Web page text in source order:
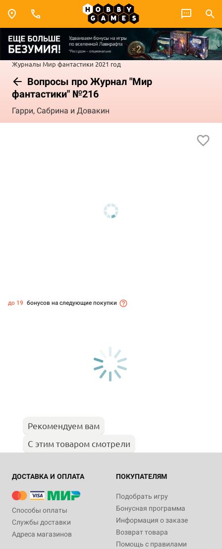
Журналы Мир фантастики 2021 год
Вопросы про Журнал "Мир
фантастики" №216
Гарри, Сабрина и Довакин
до 19 бонусов на следующие покупки
Рекомендуем вам
С этим товаром смотрели
ДОСТАВКА И ОПЛАТА
Способы оплаты
Службы доставки
Адреса магазинов
ПОКУПАТЕЛЯМ
Подобрать игру
Бонусная программа
Информация о заказе
Возврат товара
Помощь с правилами